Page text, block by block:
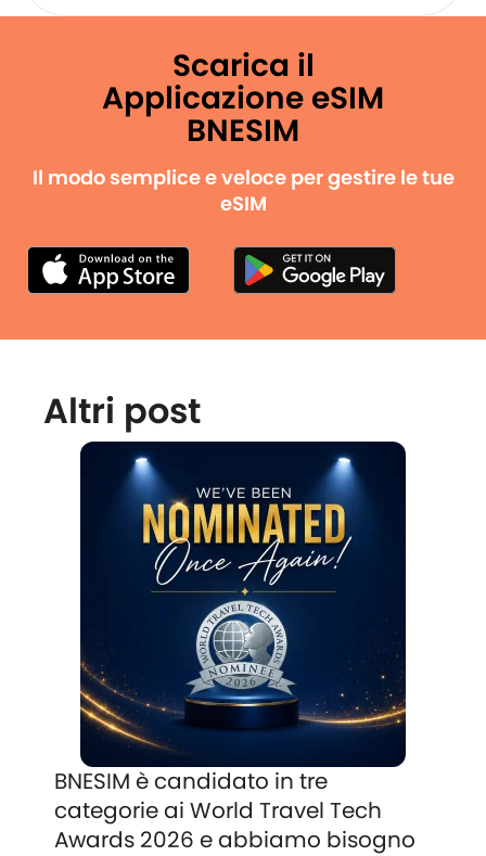
Scarica il
Applicazione eSIM
BNESIM
Il modo semplice e veloce per gestire le tue
eSIM
Altri post
BNESIM è candidato in tre
categorie ai World Travel Tech
Awards 2026 e abbiamo bisogno